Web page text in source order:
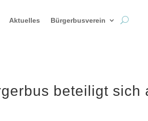
Aktuelles Bürgerbusverein
beteiligt sich